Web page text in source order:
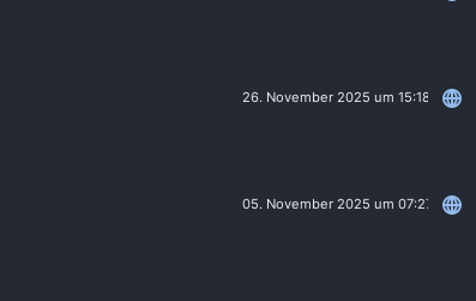
26. November 2025 um 15:18
05. November 2025 um 07:27